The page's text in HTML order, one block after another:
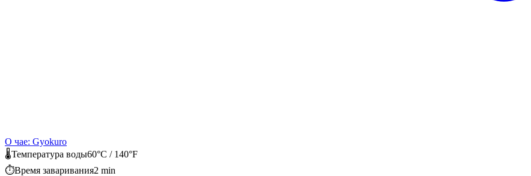
О чае: Gyokuro
🌡️Температура воды60°C / 140°F
⏱️Время заваривания2 min